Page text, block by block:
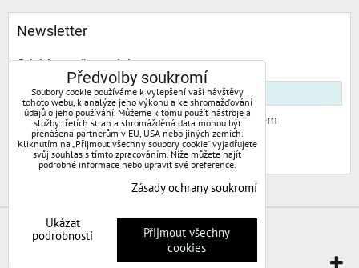
Newsletter
Odebírat naše novinky:
Chci se přihlásit k odběru novinek e-mailem
Odebírat
Předvolby soukromí Zásady ochrany soukromí
Vytvořeno systémem:ByznysWeb.cz
Předvolby soukromí
Soubory cookie používáme k vylepšení vaší návštěvy
tohoto webu, k analýze jeho výkonu a ke shromažďování
údajů o jeho používání. Můžeme k tomu použít nástroje a
služby třetích stran a shromážděná data mohou být
přenášena partnerům v EU, USA nebo jiných zemích.
Kliknutím na „Přijmout všechny soubory cookie“ vyjadřujete
svůj souhlas s tímto zpracováním. Níže můžete najít
podrobné informace nebo upravit své preference.
Zásady ochrany soukromí
Ukázat
podrobnosti
Přijmout všechny
cookies